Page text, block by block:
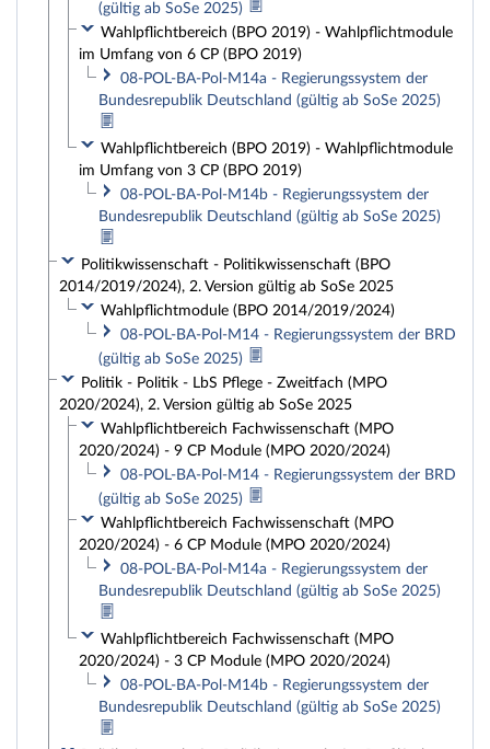
(gültig ab SoSe 2025)
Wahlpflichtbereich (BPO 2019) - Wahlpflichtmodule
im Umfang von 6 CP (BPO 2019)
08-POL-BA-Pol-M14a - Regierungssystem der
Bundesrepublik Deutschland (gültig ab SoSe 2025)
Wahlpflichtbereich (BPO 2019) - Wahlpflichtmodule
im Umfang von 3 CP (BPO 2019)
08-POL-BA-Pol-M14b - Regierungssystem der
Bundesrepublik Deutschland (gültig ab SoSe 2025)
Politikwissenschaft - Politikwissenschaft (BPO
2014/2019/2024), 2. Version gültig ab SoSe 2025
Wahlpflichtmodule (BPO 2014/2019/2024)
08-POL-BA-Pol-M14 - Regierungssystem der BRD
(gültig ab SoSe 2025)
Politik - Politik - LbS Pflege - Zweitfach (MPO
2020/2024), 2. Version gültig ab SoSe 2025
Wahlpflichtbereich Fachwissenschaft (MPO
2020/2024) - 9 CP Module (MPO 2020/2024)
08-POL-BA-Pol-M14 - Regierungssystem der BRD
(gültig ab SoSe 2025)
Wahlpflichtbereich Fachwissenschaft (MPO
2020/2024) - 6 CP Module (MPO 2020/2024)
08-POL-BA-Pol-M14a - Regierungssystem der
Bundesrepublik Deutschland (gültig ab SoSe 2025)
Wahlpflichtbereich Fachwissenschaft (MPO
2020/2024) - 3 CP Module (MPO 2020/2024)
08-POL-BA-Pol-M14b - Regierungssystem der
Bundesrepublik Deutschland (gültig ab SoSe 2025)